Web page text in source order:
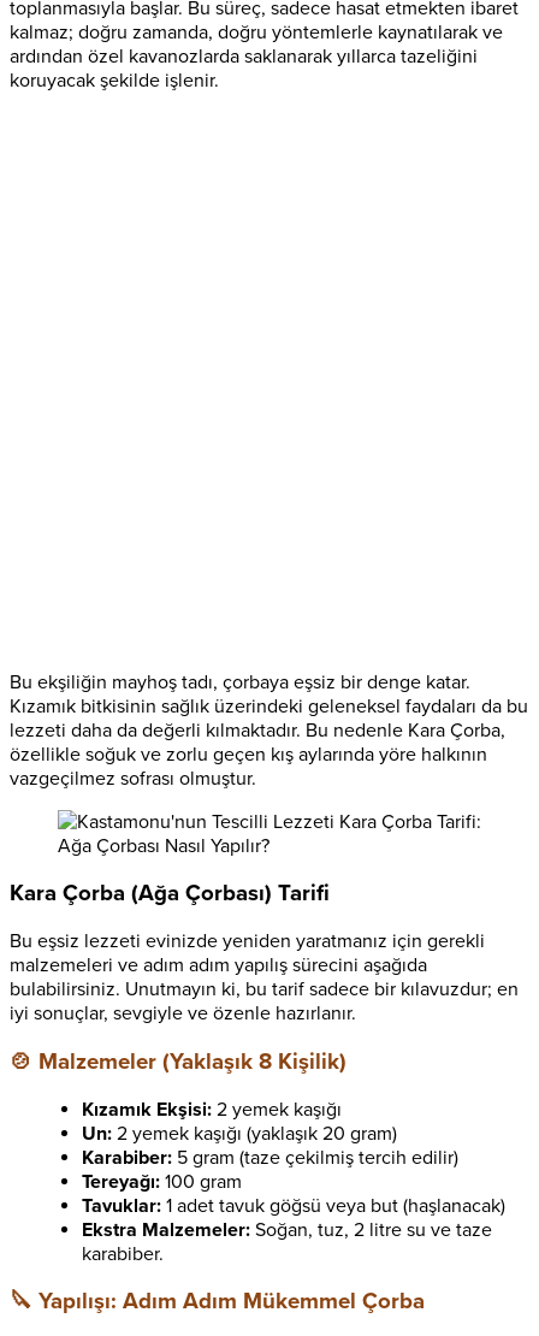
toplanmasıyla başlar. Bu süreç, sadece hasat etmekten ibaret
kalmaz; doğru zamanda, doğru yöntemlerle kaynatılarak ve
ardından özel kavanozlarda saklanarak yıllarca tazeliğini
koruyacak şekilde işlenir.
Bu ekşiliğin mayhoş tadı, çorbaya eşsiz bir denge katar.
Kızamık bitkisinin sağlık üzerindeki geleneksel faydaları da bu
lezzeti daha da değerli kılmaktadır. Bu nedenle Kara Çorba,
özellikle soğuk ve zorlu geçen kış aylarında yöre halkının
vazgeçilmez sofrası olmuştur.
Kara Çorba (Ağa Çorbası) Tarifi
Bu eşsiz lezzeti evinizde yeniden yaratmanız için gerekli
malzemeleri ve adım adım yapılış sürecini aşağıda
bulabilirsiniz. Unutmayın ki, bu tarif sadece bir kılavuzdur; en
iyi sonuçlar, sevgiyle ve özenle hazırlanır.
🍲 Malzemeler (Yaklaşık 8 Kişilik)
Kızamık Ekşisi: 2 yemek kaşığı
Un: 2 yemek kaşığı (yaklaşık 20 gram)
Karabiber: 5 gram (taze çekilmiş tercih edilir)
Tereyağı: 100 gram
Tavuklar: 1 adet tavuk göğsü veya but (haşlanacak)
Ekstra Malzemeler: Soğan, tuz, 2 litre su ve taze
karabiber.
🔪 Yapılışı: Adım Adım Mükemmel Çorba